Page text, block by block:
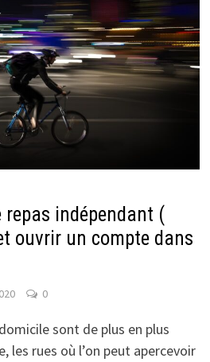
repas indépendant (
ouvrir un compte dans
0
sont de plus en plus
les rues où l’on peut apercevoir